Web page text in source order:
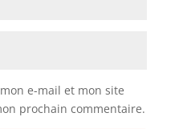
e-mail et mon site
prochain commentaire.